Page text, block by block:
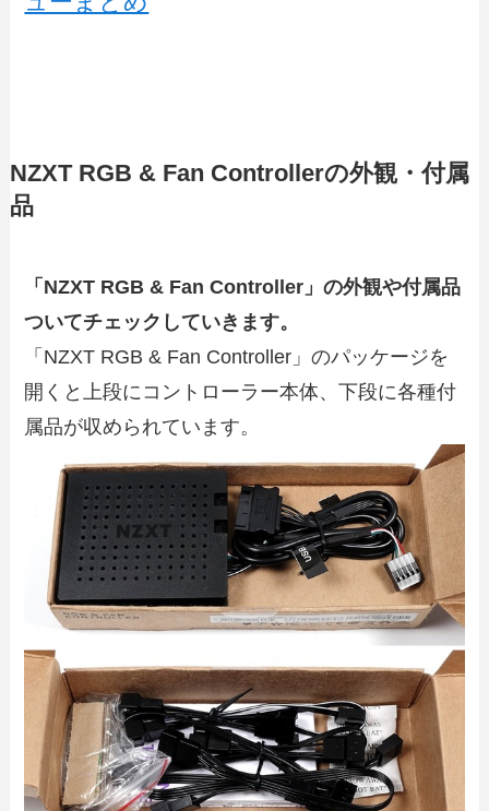
NZXT RGB & Fan Controllerの外観・付属
品
「NZXT RGB & Fan Controller」の外観や付属品
ついてチェックしていきます。
「NZXT RGB & Fan Controller」のパッケージを
開くと上段にコントローラー本体、下段に各種付
属品が収められています。